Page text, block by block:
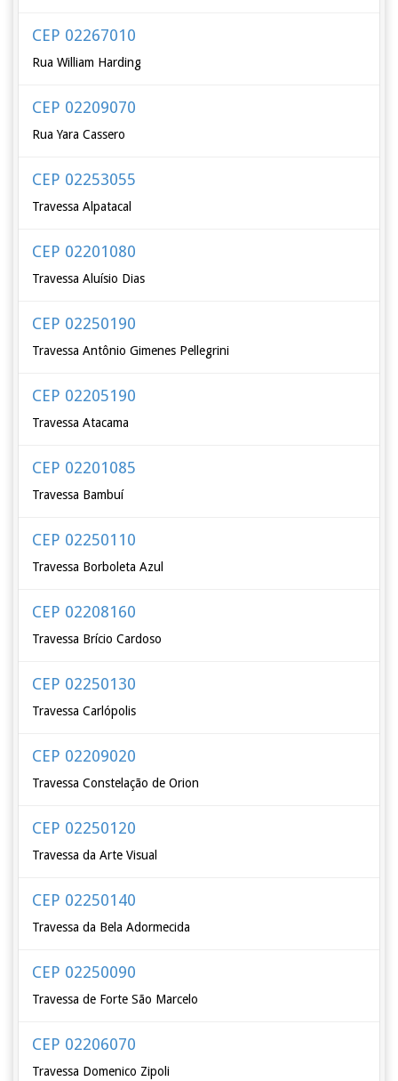
CEP 02267010
Rua William Harding
CEP 02209070
Rua Yara Cassero
CEP 02253055
Travessa Alpatacal
CEP 02201080
Travessa Aluísio Dias
CEP 02250190
Travessa Antônio Gimenes Pellegrini
CEP 02205190
Travessa Atacama
CEP 02201085
Travessa Bambuí
CEP 02250110
Travessa Borboleta Azul
CEP 02208160
Travessa Brício Cardoso
CEP 02250130
Travessa Carlópolis
CEP 02209020
Travessa Constelação de Orion
CEP 02250120
Travessa da Arte Visual
CEP 02250140
Travessa da Bela Adormecida
CEP 02250090
Travessa de Forte São Marcelo
CEP 02206070
Travessa Domenico Zipoli